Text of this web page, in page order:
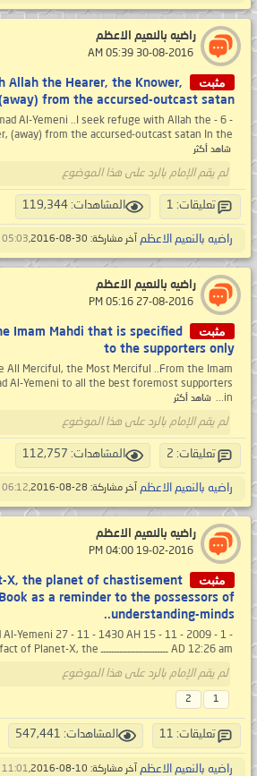
راضيه بالنعيم الاعظم
مثبت
Allah the Hearer, the Knower,
from the accursed-outcast satan..
Al-Yemeni ..I seek refuge with Allah the
(away) from the accursed-outcast satan In the...
شاهد أكثر
لم يقم الإمام بالرد على هذا الموضوع
تعليقات: 1 المشاهدات: 119,344
راضيه بالنعيم الاعظم آخر مشاركة: 30-08-2016, 05:03 PM
راضيه بالنعيم الاعظم
مثبت
Imam Mahdi that is specified
to the supporters only
All Merciful, the Most Merciful ..From the Imam
Al-Yemeni to all the best foremost supporters
in...
شاهد أكثر
لم يقم الإمام بالرد على هذا الموضوع
تعليقات: 2 المشاهدات: 112,757
راضيه بالنعيم الاعظم آخر مشاركة: 28-08-2016, 06:12 AM
راضيه بالنعيم الاعظم
مثبت
X, the planet of chastisement
as a reminder to the possessors of
understanding-minds..
Al-Yemeni 27 - 11 - 1430 AH 15 - 11 - 2009
AD 12:26 am ـــــــــــــــــــــــــ The fact of Planet-X, the...
لم يقم الإمام بالرد على هذا الموضوع
1
2
تعليقات: 11 المشاهدات: 547,441
راضيه بالنعيم الاعظم آخر مشاركة: 10-08-2016, 11:01 PM